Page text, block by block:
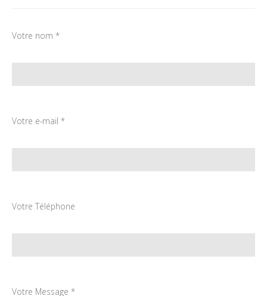
Votre nom *
Votre e-mail *
Votre Téléphone
Votre Message *